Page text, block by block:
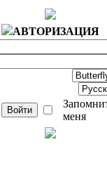
АВТОРИЗАЦИЯ
меня